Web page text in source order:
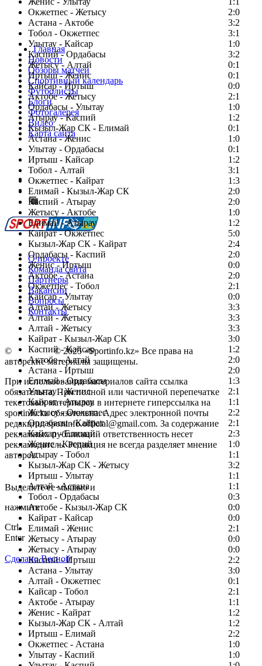
Окжетпес - Жетысу
2:0
Астана - Актобе
3:2
Тобол - Окжетпес
3:1
Улытау - Кайсар
1:0
Каспий - Ордабасы
3:2
Жетысу - Алтай
0:1
Иртыш - Женис
0:1
Кайсар - Иртыш
0:0
Актобе - Жетысу
2:1
Ордабасы - Улытау
1:0
Атырау - Каспий
1:2
Кызыл-Жар СК - Елимай
0:1
Астана - Женис
1:0
Улытау - Ордабасы
0:1
Иртыш - Кайсар
1:2
Тобол - Алтай
3:1
Окжетпес - Кайрат
1:3
Елимай - Кызыл-Жар СК
2:0
Каспий - Атырау
2:0
Жетысу - Актобе
1:0
Елимай - Атырау
1:2
Кайрат - Окжетпес
5:0
Кызыл-Жар СК - Кайрат
2:4
Ордабасы - Каспий
2:0
Женис - Иртыш
0:0
Актобе - Астана
2:0
Окжетпес - Тобол
2:1
Кайсар - Улытау
0:0
Алтай - Жетысу
3:3
Алтай - Жетысу
3:3
Алтай - Жетысу
3:3
Кайрат - Кызыл-Жар СК
3:0
Каспий - Кайсар
1:2
Актобе - Алтай
2:0
Астана - Иртыш
2:0
Елимай - Ордабасы
1:3
Улытау - Женис
2:1
Кайрат - Атырау
1:1
Жетысу - Окжетпес
2:2
Ордабасы - Кайрат
2:1
Кайсар - Елимай
2:3
Женис - Каспий
1:0
Атырау - Тобол
1:1
Кызыл-Жар СК - Жетысу
3:2
Иртыш - Улытау
1:1
Алтай - Астана
1:1
Тобол - Ордабасы
0:3
Актобе - Кызыл-Жар СК
0:0
Кайрат - Кайсар
0:0
Елимай - Женис
2:1
Жетысу - Атырау
0:0
Жетысу - Атырау
0:0
Каспий - Иртыш
2:2
Астана - Улытау
3:0
Алтай - Окжетпес
0:1
Кайсар - Тобол
2:1
Актобе - Атырау
1:1
Женис - Кайрат
1:2
Кызыл-Жар СК - Алтай
1:2
Иртыш - Елимай
2:2
Окжетпес - Астана
1:0
Улытау - Каспий
1:0
Главная
Новости
Обзоры матчей
Спортивный календарь
Футболисты
Блоги
Фотогалерея
Видео
Карта сайта
Есть идея?
Сообщить о мероприятии
Перейти на старый сайт
О проекте
Команда сайта
Партнеры
Вакансии
Вопросы
Контакты
© Copyright© 2025 «Sportinfo.kz» Все права на
авторские материалы защищены.
При использовании материалов сайта ссылка
обязательна. При полной или частичной перепечатке
текстовых материалов в интернете гиперссылка на
sportinfo.kz обязательна. Адрес электронной почты
редакции: sportinfo.official@gmail.com. За содержание
рекламных публикаций ответственность несет
рекламодатель. Редакция не всегда разделяет мнение
авторов.
Заметили ошибку в тексте?
Выделите ее мышью и
нажмите
Ctrl
Enter
Сделано Весной